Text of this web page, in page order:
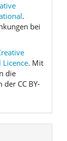
.
bei
. Mit
die
CC BY-